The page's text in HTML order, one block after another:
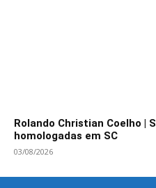
Rolando Christian Coelho |
homologadas em SC
03/08/2026